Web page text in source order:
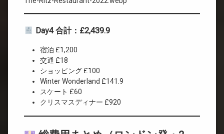
Day4 合計：£2,439.9
宿泊 £1,200
交通 £18
ショッピング £100
Winter Wonderland £141.9
スケート £60
クリスマスディナー £920